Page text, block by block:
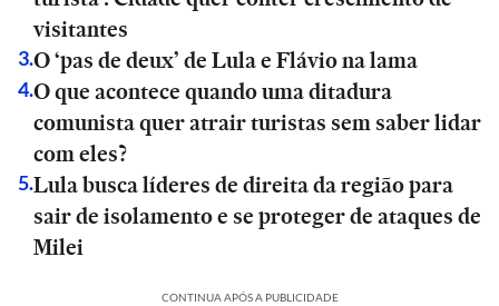
visitantes
3.O ‘pas de deux’ de Lula e Flávio na lama
4.O que acontece quando uma ditadura
comunista quer atrair turistas sem saber lidar
com eles?
5.Lula busca líderes de direita da região para
sair de isolamento e se proteger de ataques de
Milei
CONTINUA APÓS A PUBLICIDADE